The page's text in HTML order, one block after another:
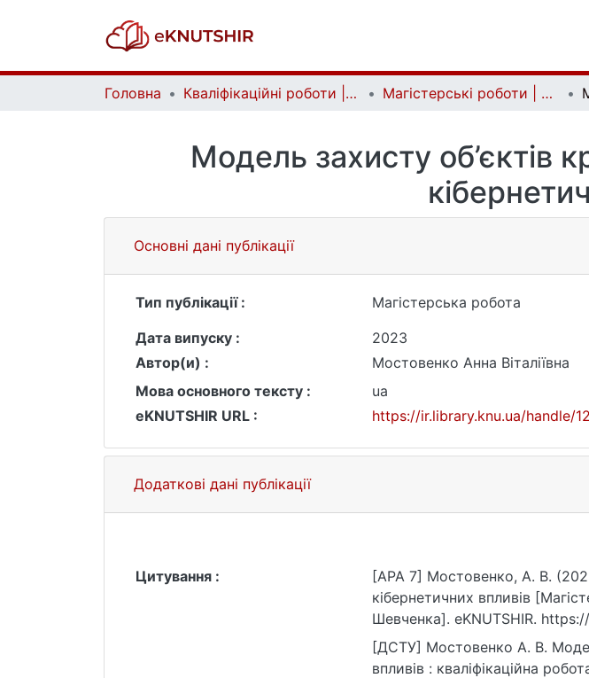
Головна Кваліфікаційні роботи | Qualifying works Магістерські роботи | Master's theses
Модель захисту об’єктів
Основні дані публікації
Тип публікації :
Магістерська робота
Дата випуску :
2023
Автор(и) :
Мостовенко Анна Віталіївна
Мова основного тексту :
ua
eKNUTSHIR URL :
https://ir.library.knu.ua/handle/
Додаткові дані публікації
Цитування :
[APA 7] Мостовенко, А. В.
кібернетичних впливів
Шевченка]. eKNUTSHIR.
[ДСТУ] Мостовенко А. В.
впливів : кваліфікаційна